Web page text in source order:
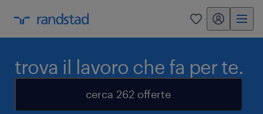
0 my randstad
trova il lavoro che fa per te.
cerca 262 offerte